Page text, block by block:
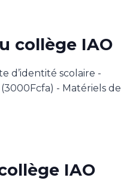
collège IAO
d’identité scolaire -
- Matériels de
IAO